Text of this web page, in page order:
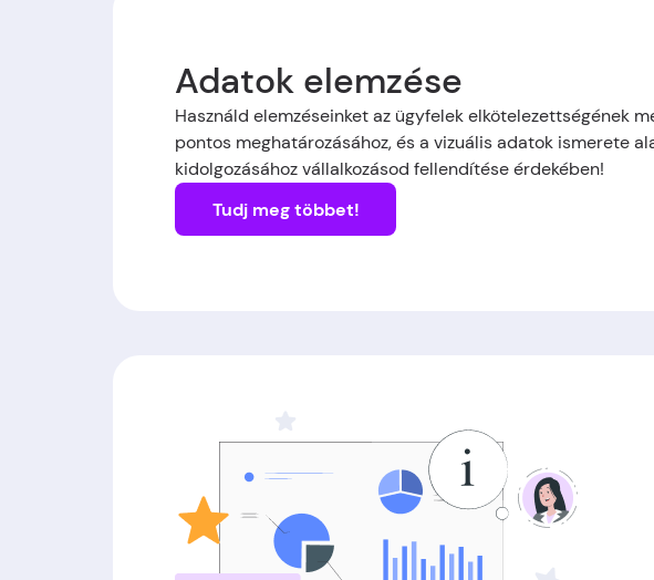
Adatok elemzése
Használd elemzéseinket az ügyfelek elkötelezettségének
pontos meghatározásához, és a vizuális adatok ismerete
kidolgozásához vállalkozásod fellendítése érdekében!
Tudj meg többet!